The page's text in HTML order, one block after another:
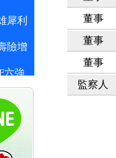
犀利
險增
六強
溢
外
業績
董事
董事
董事
監察人